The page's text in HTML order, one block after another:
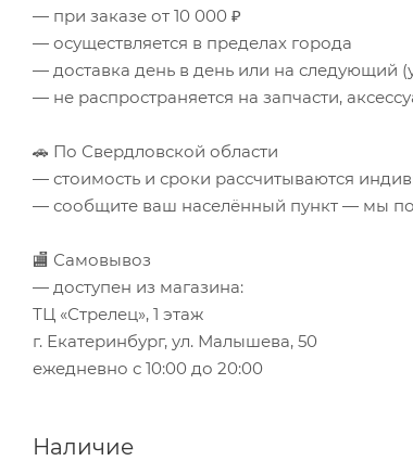
— при заказе от 10 000 ₽
— осуществляется в пределах города
— доставка день в день или на следующий
— не распространяется на запчасти,
🚗 По Свердловской области
— стоимость и сроки рассчитываются
— сообщите ваш населённый пункт — мы
🏬 Самовывоз
— доступен из магазина:
ТЦ «Стрелец», 1 этаж
г. Екатеринбург, ул. Малышева, 50
ежедневно с 10:00 до 20:00
Наличие